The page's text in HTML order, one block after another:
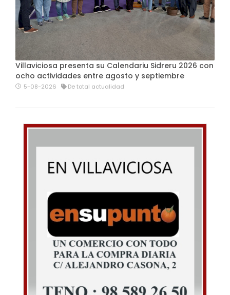
Villaviciosa presenta su Calendariu Sidreru 2026 con
ocho actividades entre agosto y septiembre
5-08-2026 De total actualidad